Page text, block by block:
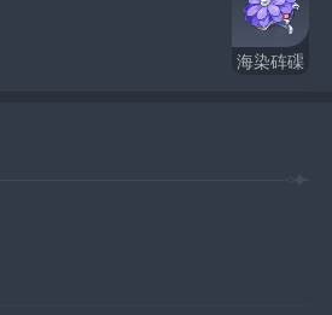
海染砗磲